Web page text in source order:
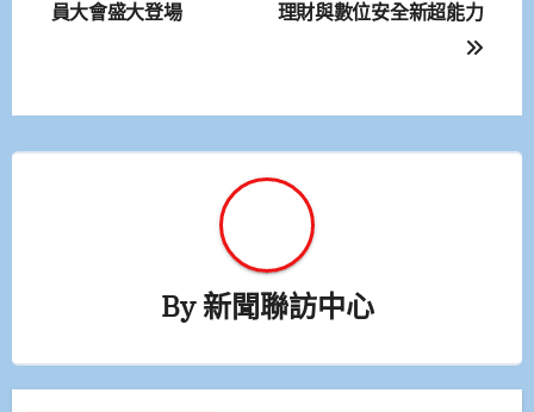
導
員大會盛大登場
理財與數位安全新超能力
By新聞聯訪中心